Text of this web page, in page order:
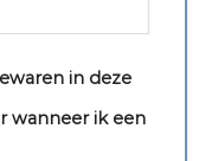
in deze
wanneer ik een